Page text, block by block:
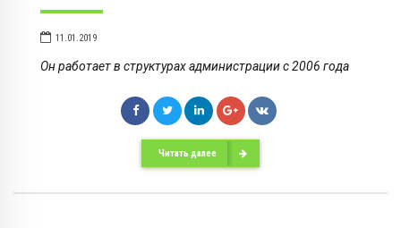
11.01.2019
Он работает в структурах администрации с 2006 года
Читать далее